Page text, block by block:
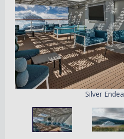
Silver